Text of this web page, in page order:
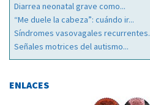
Diarrea neonatal grave como...
“Me duele la cabeza”: cuándo ir...
Síndromes vasovagales
Señales motrices del autismo...
ENLACES